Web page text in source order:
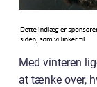
Med vinteren
at tænke over,